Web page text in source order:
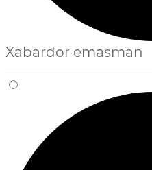
Xabardor emasman